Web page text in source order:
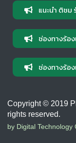
แนะนำ ติชม
ช่องทางร้อ
ช่องทางร้อ
Copyright © 2019
rights reserved.
by Digital Technology